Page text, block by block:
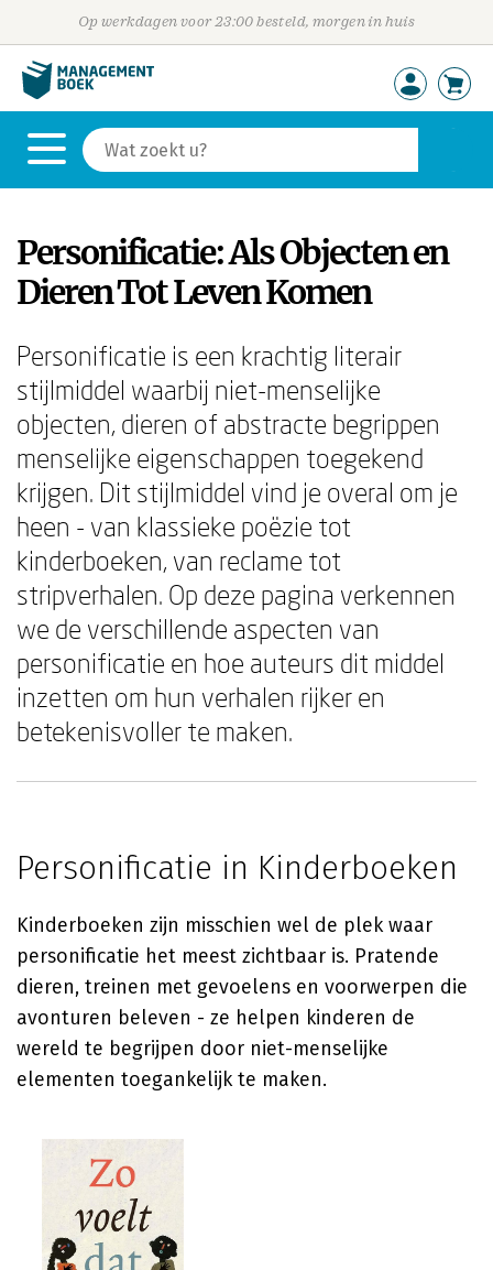
Op werkdagen voor 23:00 besteld, morgen in huis
Personificatie: Als Objecten en
Dieren Tot Leven Komen
Personificatie is een krachtig literair
stijlmiddel waarbij niet-menselijke
objecten, dieren of abstracte begrippen
menselijke eigenschappen toegekend
krijgen. Dit stijlmiddel vind je overal om je
heen - van klassieke poëzie tot
kinderboeken, van reclame tot
stripverhalen. Op deze pagina verkennen
we de verschillende aspecten van
personificatie en hoe auteurs dit middel
inzetten om hun verhalen rijker en
betekenisvoller te maken.
Personificatie in Kinderboeken
Kinderboeken zijn misschien wel de plek waar
personificatie het meest zichtbaar is. Pratende
dieren, treinen met gevoelens en voorwerpen die
avonturen beleven - ze helpen kinderen de
wereld te begrijpen door niet-menselijke
elementen toegankelijk te maken.